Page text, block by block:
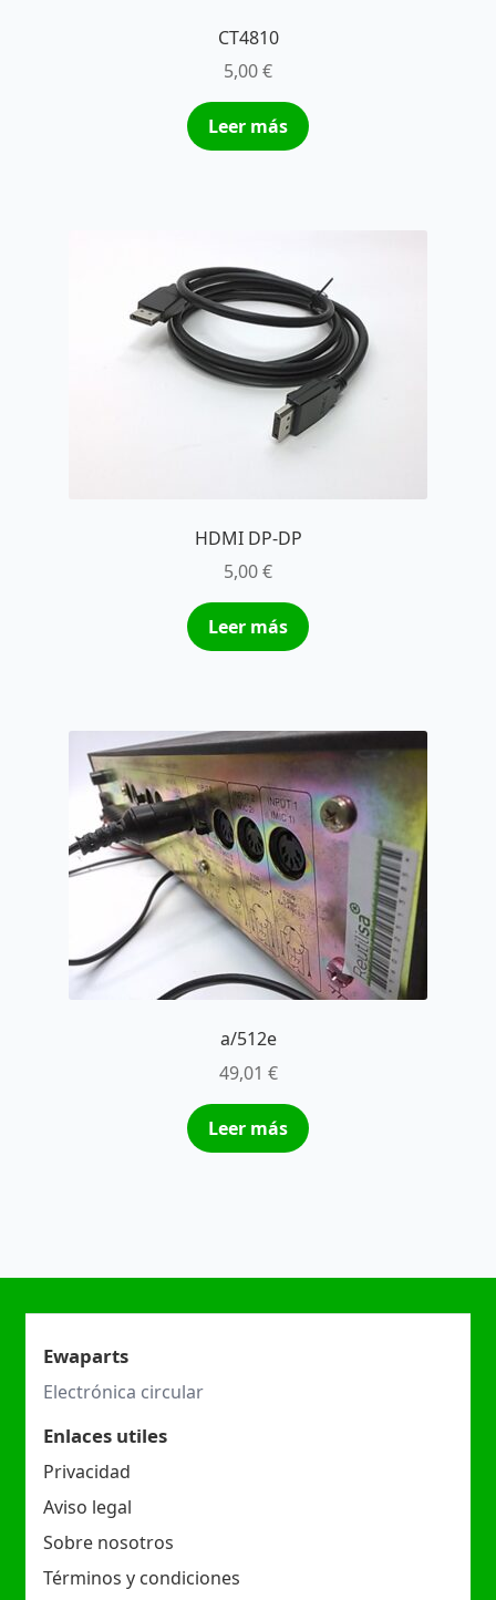
CT4810
5,00€
Leer más
HDMI DP-DP
5,00€
Leer más
a/512e
49,01 €
Leer más
Ewaparts
Electrónica circular
Enlaces utiles
Privacidad
Aviso legal
Sobre nosotros
Términos y condiciones